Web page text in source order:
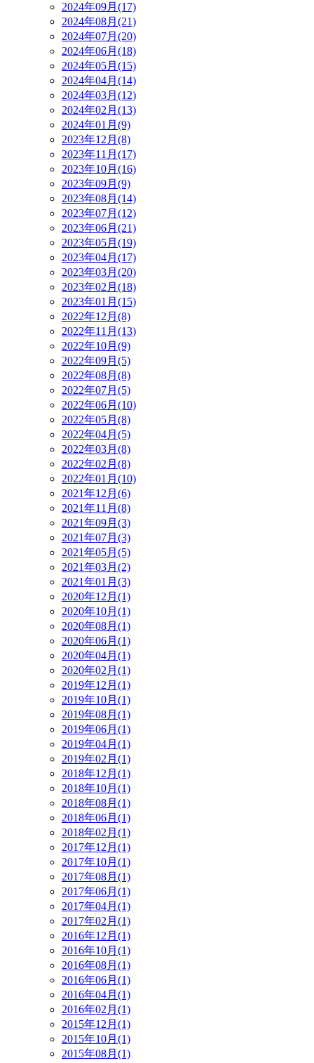
2024年09月(17)
2024年08月(21)
2024年07月(20)
2024年06月(18)
2024年05月(15)
2024年04月(14)
2024年03月(12)
2024年02月(13)
2024年01月(9)
2023年12月(8)
2023年11月(17)
2023年10月(16)
2023年09月(9)
2023年08月(14)
2023年07月(12)
2023年06月(21)
2023年05月(19)
2023年04月(17)
2023年03月(20)
2023年02月(18)
2023年01月(15)
2022年12月(8)
2022年11月(13)
2022年10月(9)
2022年09月(5)
2022年08月(8)
2022年07月(5)
2022年06月(10)
2022年05月(8)
2022年04月(5)
2022年03月(8)
2022年02月(8)
2022年01月(10)
2021年12月(6)
2021年11月(8)
2021年09月(3)
2021年07月(3)
2021年05月(5)
2021年03月(2)
2021年01月(3)
2020年12月(1)
2020年10月(1)
2020年08月(1)
2020年06月(1)
2020年04月(1)
2020年02月(1)
2019年12月(1)
2019年10月(1)
2019年08月(1)
2019年06月(1)
2019年04月(1)
2019年02月(1)
2018年12月(1)
2018年10月(1)
2018年08月(1)
2018年06月(1)
2018年02月(1)
2017年12月(1)
2017年10月(1)
2017年08月(1)
2017年06月(1)
2017年04月(1)
2017年02月(1)
2016年12月(1)
2016年10月(1)
2016年08月(1)
2016年06月(1)
2016年04月(1)
2016年02月(1)
2015年12月(1)
2015年10月(1)
2015年08月(1)